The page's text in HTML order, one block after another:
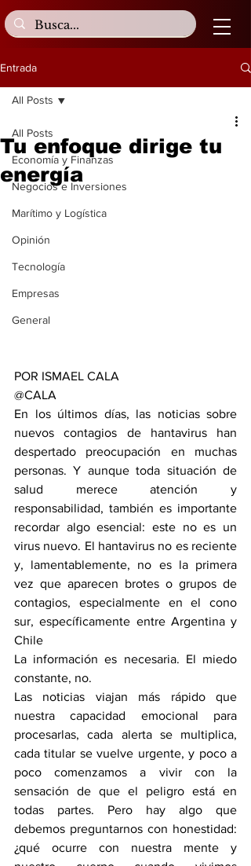
Entrada
All Posts
Economía y Finanzas
Negocios e Inversiones
Marítimo y Logística
Opinión
Tecnología
Empresas
General
All Posts
Tu enfoque dirige tu
energía
POR ISMAEL CALA
@CALA
En los últimos días, las noticias sobre
nuevos contagios de hantavirus han
despertado preocupación en muchas
personas. Y aunque toda situación de
salud merece atención y
responsabilidad, también es importante
recordar algo esencial: este no es un
virus nuevo. El hantavirus no es reciente
y, lamentablemente, no es la primera
vez que aparecen brotes o grupos de
contagios, especialmente en el cono
sur, específicamente entre Argentina y
Chile
La información es necesaria. El miedo
constante, no.
Las noticias viajan más rápido que
nuestra capacidad emocional para
procesarlas, cada alerta se multiplica,
cada titular se vuelve urgente, y poco a
poco comenzamos a vivir con la
sensación de que el peligro está en
todas partes. Pero hay algo que
debemos preguntarnos con honestidad:
¿qué ocurre con nuestra mente y